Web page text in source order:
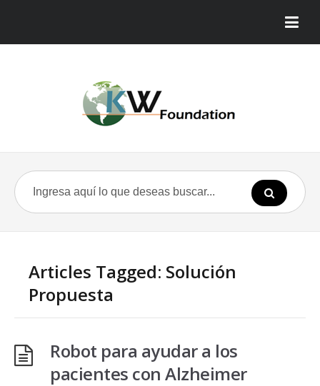
Articles Tagged: Solución
Propuesta
Robot para ayudar a los
pacientes con Alzheimer